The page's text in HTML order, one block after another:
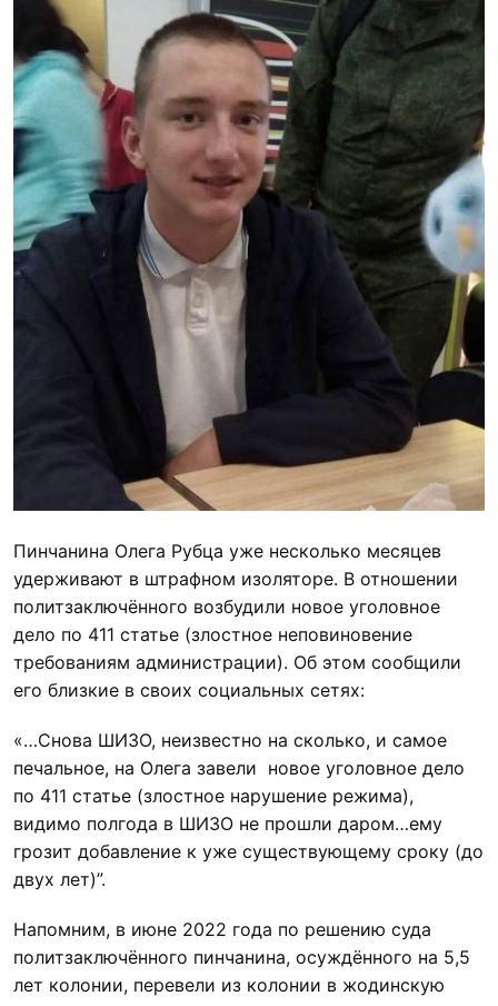
Пинчанина Олега Рубца уже несколько месяцев
удерживают в штрафном изоляторе. В отношении
политзаключённого возбудили новое уголовное
дело по 411 статье (злостное неповиновение
требованиям администрации). Об этом сообщили
его близкие в своих социальных сетях:
«…Снова ШИЗО, неизвестно на сколько, и самое
печальное, на Олега завели новое уголовное дело
по 411 статье (злостное нарушение режима),
видимо полгода в ШИЗО не прошли даром…ему
грозит добавление к уже существующему сроку (до
двух лет)”.
Напомним, в июне 2022 года по решению суда
политзаключённого пинчанина, осуждённого на 5,5
лет колонии, перевели из колонии в жодинскую